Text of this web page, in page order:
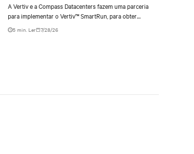
A Vertiv e a Compass Datacenters fazem uma parceria
para implementar o Vertiv™ SmartRun, para obter
uma solução flexível e consistente de infraestrutura
5 min. Ler 7/28/26